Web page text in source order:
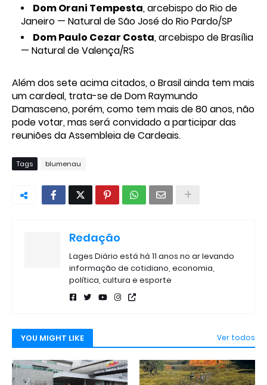
Dom Orani Tempesta, arcebispo do Rio de
Janeiro — Natural de São José do Rio Pardo/SP
Dom Paulo Cezar Costa, arcebispo de Brasília
— Natural de Valença/RS
Além dos sete acima citados, o Brasil ainda tem mais
um cardeal, trata-se de Dom Raymundo
Damasceno, porém, como tem mais de 80 anos, não
pode votar, mas será convidado a participar das
reuniões da Assembleia de Cardeais.
Tags blumenau
Redação
Lages Diário está há 11 anos no ar levando
informação de cotidiano, economia,
política, cultura e esporte
YOU MIGHT LIKE Ver todos